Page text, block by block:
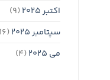
اکتبر 2025
(9)
سپتامبر 2025
(16)
می 2025
(4)